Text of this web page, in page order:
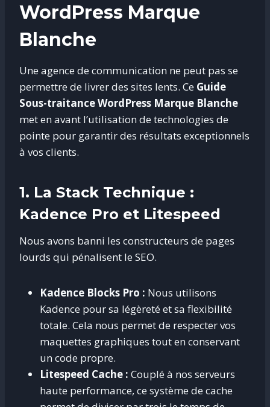
WordPress Marque
Blanche
Une agence de communication ne peut pas se
permettre de livrer des sites lents. Ce Guide
Sous-traitance WordPress Marque Blanche
met en avant l’utilisation de technologies de
pointe pour garantir des résultats exceptionnels
à vos clients.
1. La Stack Technique :
Kadence Pro et Litespeed
Nous avons banni les constructeurs de pages
lourds qui pénalisent le SEO.
Kadence Blocks Pro : Nous utilisons
Kadence pour sa légèreté et sa flexibilité
totale. Cela nous permet de respecter vos
maquettes graphiques tout en conservant
un code propre.
Litespeed Cache : Couplé à nos serveurs
haute performance, ce système de cache